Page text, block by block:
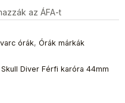
az ÁFA-t
órák, Órák márkák
Diver Férfi karóra 44mm